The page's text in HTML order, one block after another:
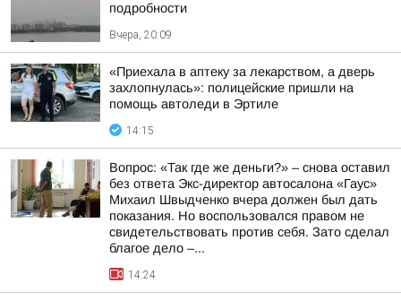
подробности
Вчера, 20:09
«Приехала в аптеку за лекарством, а дверь
захлопнулась»: полицейские пришли на
помощь автоледи в Эртиле
14:15
Вопрос: «Так где же деньги?» – снова оставил
без ответа Экс-директор автосалона «Гаус»
Михаил Швыдченко вчера должен был дать
показания. Но воспользовался правом не
свидетельствовать против себя. Зато сделал
благое дело –...
14:24